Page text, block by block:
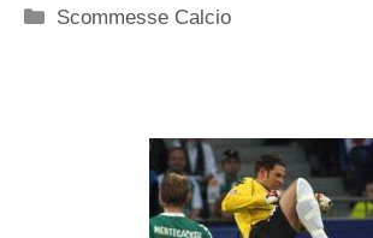
Categorie
Scommesse Calcio